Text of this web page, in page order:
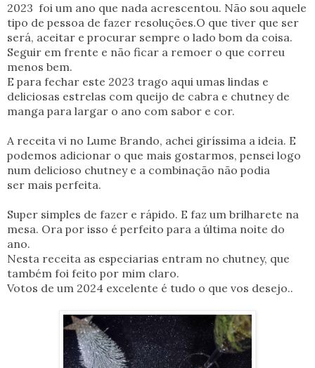
2023 foi um ano que nada acrescentou. Não sou aquele
tipo de pessoa de fazer resoluções.O que tiver que ser
será, aceitar e procurar sempre o lado bom da coisa.
Seguir em frente e não ficar a remoer o que correu
menos bem.
E para fechar este 2023 trago aqui umas lindas e
deliciosas estrelas com queijo de cabra e chutney de
manga para largar o ano com sabor e cor.
A receita vi no Lume Brando, achei giríssima a ideia. E
podemos adicionar o que mais gostarmos, pensei logo
num delicioso chutney e a combinação não podia
ser mais perfeita.
Super simples de fazer e rápido. E faz um brilharete na
mesa. Ora por isso é perfeito para a última noite do
ano.
Nesta receita as especiarias entram no chutney, que
também foi feito por mim claro.
Votos de um 2024 excelente é tudo o que vos desejo..